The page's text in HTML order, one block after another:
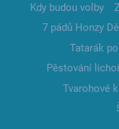
Kdy budou volby
7 pádů Honzy
Tatarák
Pěstování
Tvarohové